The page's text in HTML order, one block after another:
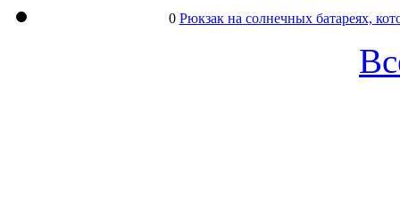
0 Рюкзак на солнечных батареях,